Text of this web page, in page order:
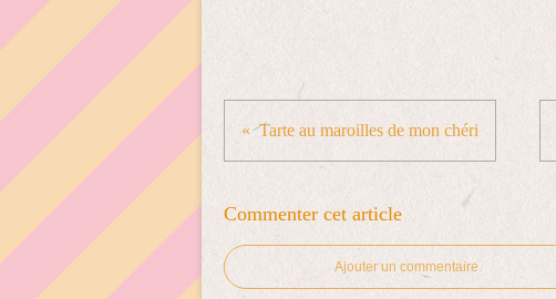
Tarte au maroilles de mon chéri
Commenter cet article
Ajouter un commentaire